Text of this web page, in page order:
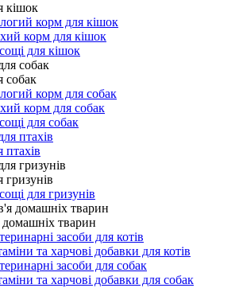
кішок
корм для кішок
корм для кішок
для кішок
собак
корм для собак
корм для собак
для собак
для гризунів
тварин
засоби для котів
та харчові добавки для котів
засоби для собак
та харчові добавки для собак